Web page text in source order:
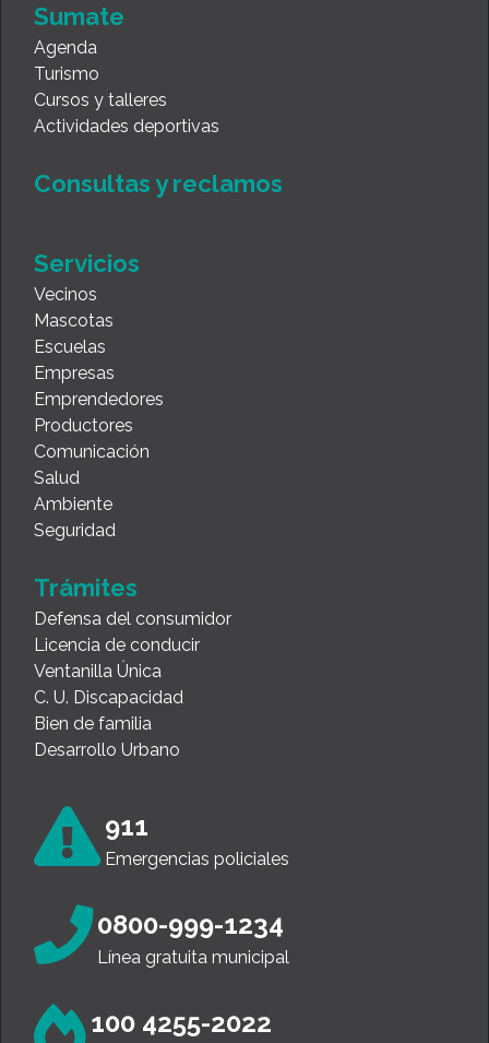
Sumate
Agenda
Turismo
Cursos y talleres
Actividades deportivas
Consultas y reclamos
Servicios
Vecinos
Mascotas
Escuelas
Empresas
Emprendedores
Productores
Comunicación
Salud
Ambiente
Seguridad
Trámites
Defensa del consumidor
Licencia de conducir
Ventanilla Única
C. U. Discapacidad
Bien de familia
Desarrollo Urbano
911
Emergencias policiales
0800-999-1234
Línea gratuita municipal
100 4255-2022